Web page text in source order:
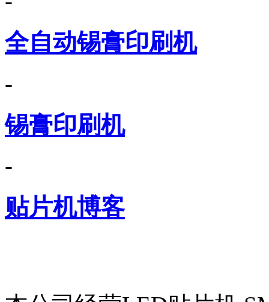
全自动锡膏印刷机
-
锡膏印刷机
-
贴片机博客